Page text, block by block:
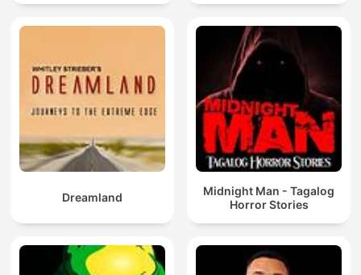
Dreamland
Midnight Man - Tagalog
Horror Stories